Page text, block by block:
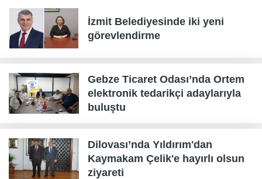
İzmit Belediyesinde iki yeni
görevlendirme
Gebze Ticaret Odası’nda Ortem
elektronik tedarikçi adaylarıyla
buluştu
Dilovası’nda Yıldırım'dan
Kaymakam Çelik'e hayırlı olsun
ziyareti